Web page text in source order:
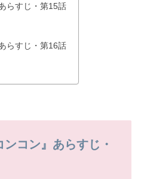
らすじ・第15話
らすじ・第16話
コン』あらすじ・